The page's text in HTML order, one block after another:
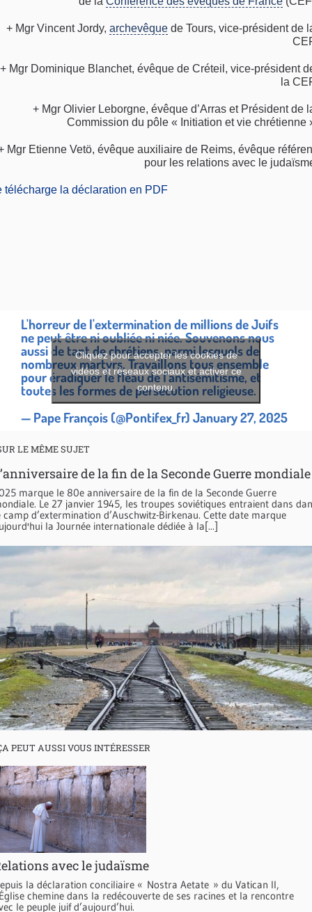
+ Mgr Vincent Jordy, archevêque de Tours, vice-président de
+ Mgr Dominique Blanchet, évêque de Créteil, vice-président
la
+ Mgr Olivier Leborgne, évêque d’Arras et Président de
Commission du pôle « Initiation et vie chrétienne
Mgr Etienne Vetö, évêque auxiliaire de Reims, évêque
pour les relations avec le
télécharge la déclaration en PDF
L'horreur de l'extermination de millions de Juifs
ne peut être ni oubliée ni niée. Souvenons nous
aussi de tant de chrétiens, parmi lesquels de
nombreux martyrs. Travaillons tous ensemble
pour éradiquer le fléau de l'antisémitisme, et
toutes les formes de persécution religieuse.
— Pape François (@Pontifex_fr) January 27, 2025
Cliquez pour accepter les cookies de
vidéos et réseaux sociaux et activer ce
contenu.
LE MÊME SUJET
de la fin de la Seconde Guerre mondiale
marque le 80e anniversaire de la fin de la Seconde Guerre
Le 27 janvier 1945, les troupes soviétiques entraient dans
camp d’extermination d’Auschwitz-Birkenau. Cette date marque
la Journée internationale dédiée à la[...]
PEUT AUSSI VOUS INTÉRESSER
avec le judaïsme
la déclaration conciliaire « Nostra Aetate » du Vatican II,
chemine dans la redécouverte de ses racines et la rencontre
le peuple juif d’aujourd’hui.